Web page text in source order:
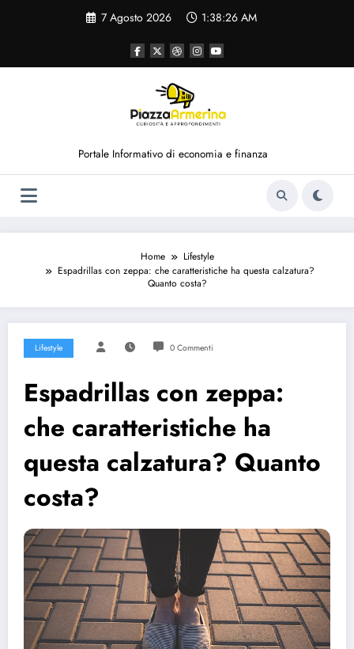
7 Agosto 2026 1:38:27 AM
Portale Informativo di economia e finanza
Home
Lifestyle
Espadrillas con zeppa: che caratteristiche ha questa calzatura?
Quanto costa?
Lifestyle 0 Commenti
Espadrillas con zeppa:
che caratteristiche ha
questa calzatura? Quanto
costa?